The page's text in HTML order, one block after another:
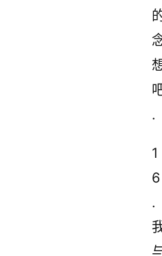
.
1
6
.